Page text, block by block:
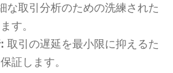
な取引分析のための洗練された
す。
取引の遅延を最小限に抑えるた
証します。